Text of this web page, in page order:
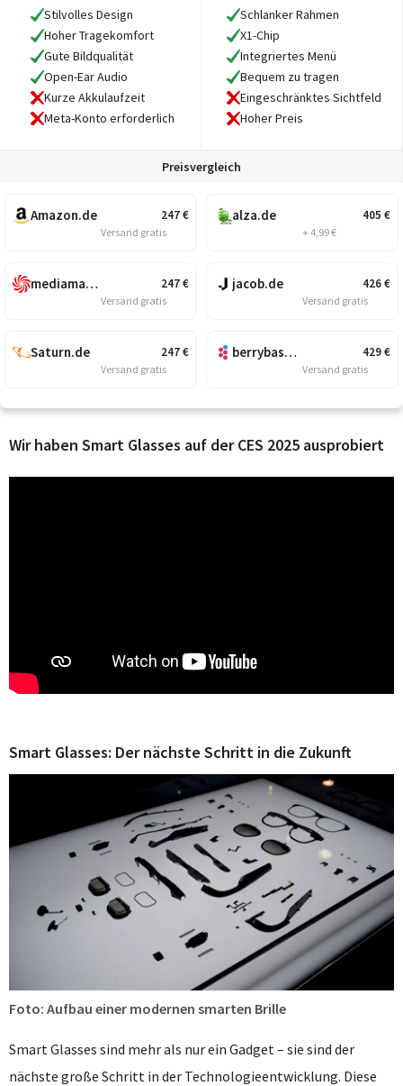
Stilvolles Design
Hoher Tragekomfort
Gute Bildqualität
Open-Ear Audio
Kurze Akkulaufzeit
Meta-Konto erforderlich
Schlanker Rahmen
X1-Chip
Integriertes Menü
Bequem zu tragen
Eingeschränktes Sichtfeld
Hoher Preis
Preisvergleich
247€
Amazon.de
Versand gratis
247€
mediamarkt.de
Versand gratis
247€
Saturn.de
Versand gratis
405 €
alza.de
+ 4,99 €
426€
jacob.de
Versand gratis
429€
berrybase.de
Versand gratis
Wir haben Smart Glasses auf der CES 2025 ausprobiert
Smart Glasses: Der nächste Schritt in die Zukunft
Foto: Aufbau einer modernen smarten Brille
Smart Glasses sind mehr als nur ein Gadget – sie sind der
nächste große Schritt in der Technologieentwicklung. Diese